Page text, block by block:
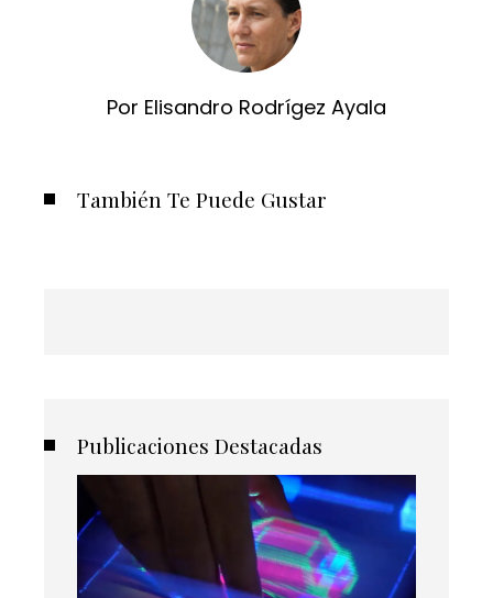
Por Elisandro Rodrígez Ayala
También Te Puede Gustar
Publicaciones Destacadas